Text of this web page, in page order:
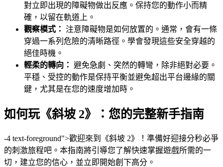
對立即出現的障礙物做出反應。保持您的動作小而精
確，以留在軌道上。
觀察模式： 注意障礙物是如何放置的。通常，會有一條
穿過一系列危險的清晰路徑。學會發現這些安全穿越的
絕佳時機。
輕柔的轉向： 避免急劇、突然的轉彎，除非絕對必要。
平穩、受控的動作是保持平衡並避免超出平台邊緣的關
鍵，尤其是在您的速度增加時。
如何玩《斜坡 2》：您的完整新手指南
-4 text-foreground">歡迎來到《斜坡 2》！準備好迎接分秒必爭
的刺激旅程吧。本指南將引導您了解快速掌握遊戲所需的一
切，建立您的信心，並立即開始創下高分。